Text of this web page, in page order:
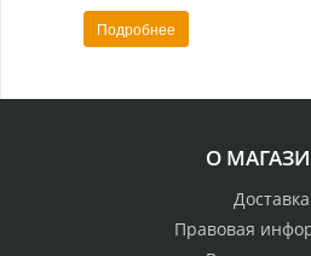
Подробнее
О
Доставка
Правовая